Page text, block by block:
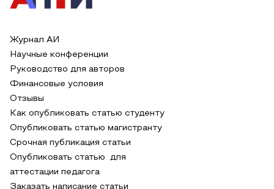
Журнал АИ
Научные конференции
Руководство для авторов
Финансовые условия
Отзывы
Как опубликовать статью студенту
Опубликовать статью магистранту
Срочная публикация статьи
Опубликовать статью для
аттестации педагога
Заказать написание статьи